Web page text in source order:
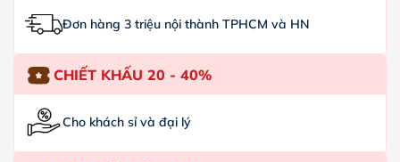
Đơn hàng 3 triệu nội thành TPHCM và HN
CHIẾT KHẤU 20 - 40%
Cho khách sỉ và đại lý